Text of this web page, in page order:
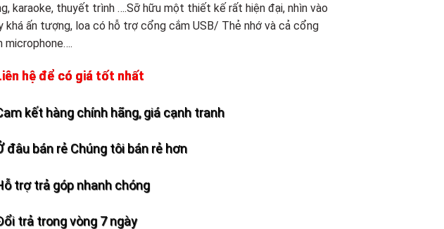
karaoke, thuyết trình ….Sỡ hữu một thiết kế rất hiện đại, nhìn vào
khá ấn tượng, loa có hỗ trợ cổng cắm USB/ Thẻ nhớ và cả cổng
microphone….
hệ để có giá tốt nhất
kết hàng chính hãng, giá cạnh tranh
đâu bán rẻ Chúng tôi bán rẻ hơn
trợ trả góp nhanh chóng
trả trong vòng 7 ngày